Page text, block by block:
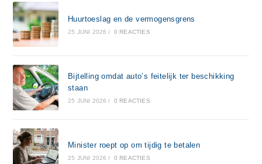
Huurtoeslag en de vermogensgrens
25 JUNI 2026 / 0 REACTIES
Bijtelling omdat auto’s feitelijk ter beschikking
staan
25 JUNI 2026 / 0 REACTIES
Minister roept op om tijdig te betalen
25 JUNI 2026 / 0 REACTIES